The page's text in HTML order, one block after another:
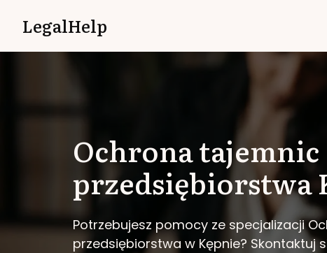
LegalHelp
Ochrona tajemnic
przedsiębiorstwa
Potrzebujesz pomocy ze specjalizacji
przedsiębiorstwa w Kępnie? Skontaktuj